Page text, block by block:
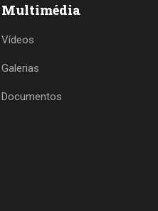
Multimédia
Vídeos
Galerias
Documentos